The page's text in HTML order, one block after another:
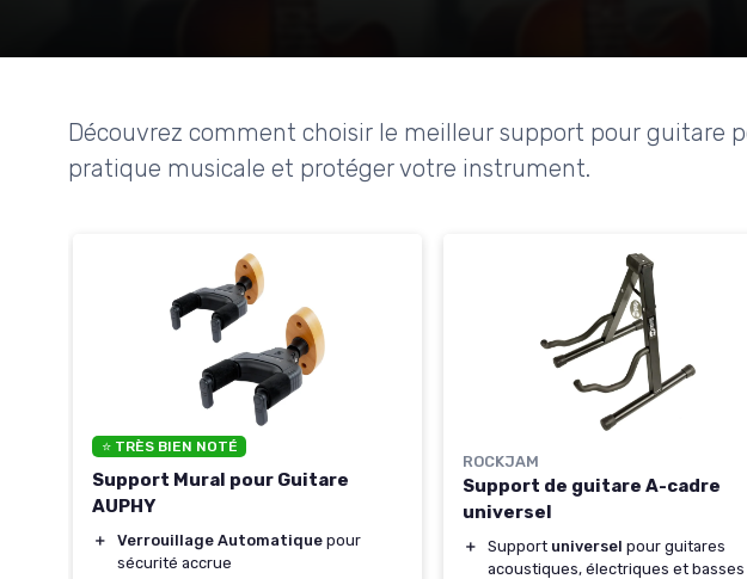
Découvrez comment choisir le meilleur support pour guitare
pratique musicale et protéger votre instrument.
⭐ TRÈS BIEN NOTÉ
Support Mural pour Guitare
AUPHY
＋ Verrouillage Automatique pour
sécurité accrue
ROCKJAM
Support de guitare A-cadre
universel
＋ Support universel pour guitares
acoustiques, électriques et basses